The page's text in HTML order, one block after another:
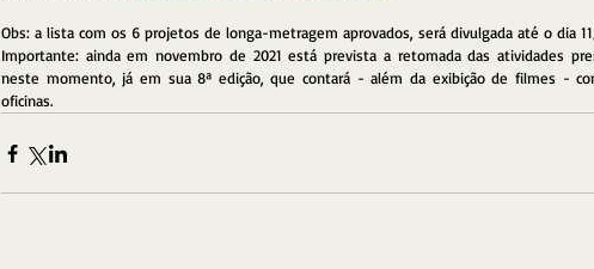
Obs: a lista com os 6 projetos de longa-metragem aprovados, será divulgada até o dia
Importante: ainda em novembro de 2021 está prevista a retomada das atividades
neste momento, já em sua 8ª edição, que contará - além da exibição de filmes -
oficinas.